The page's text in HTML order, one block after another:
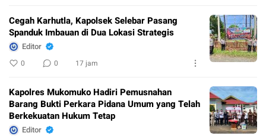
Cegah Karhutla, Kapolsek Selebar Pasang
Spanduk Imbauan di Dua Lokasi Strategis
Editor
0 0 17 jam
Kapolres Mukomuko Hadiri Pemusnahan
Barang Bukti Perkara Pidana Umum yang Telah
Berkekuatan Hukum Tetap
Editor